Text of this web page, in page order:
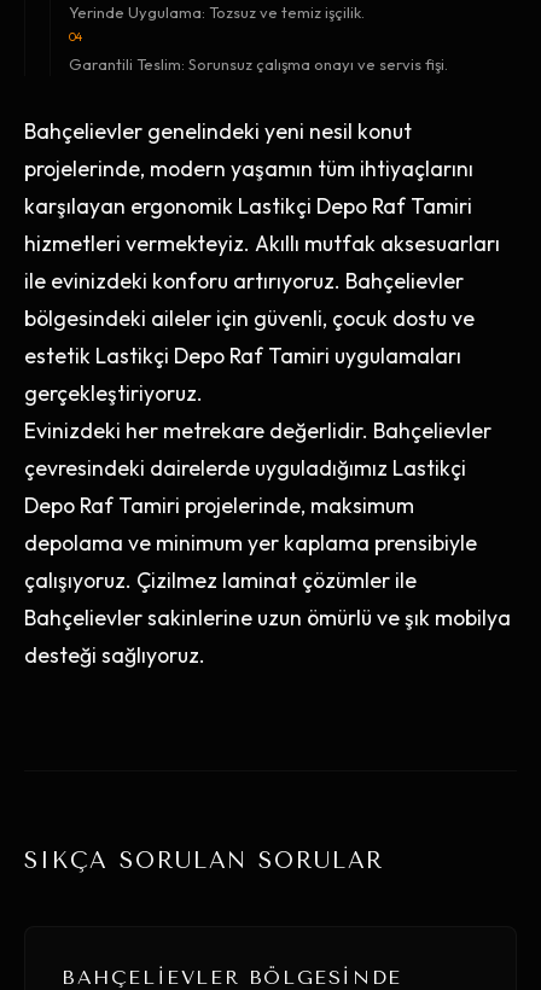
Yerinde Uygulama: Tozsuz ve temiz işçilik.
04
Garantili Teslim: Sorunsuz çalışma onayı ve servis fişi.
Bahçelievler genelindeki yeni nesil konut
projelerinde, modern yaşamın tüm ihtiyaçlarını
karşılayan ergonomik Lastikçi Depo Raf Tamiri
hizmetleri vermekteyiz. Akıllı mutfak aksesuarları
ile evinizdeki konforu artırıyoruz. Bahçelievler
bölgesindeki aileler için güvenli, çocuk dostu ve
estetik Lastikçi Depo Raf Tamiri uygulamaları
gerçekleştiriyoruz.
Evinizdeki her metrekare değerlidir. Bahçelievler
çevresindeki dairelerde uyguladığımız Lastikçi
Depo Raf Tamiri projelerinde, maksimum
depolama ve minimum yer kaplama prensibiyle
çalışıyoruz. Çizilmez laminat çözümler ile
Bahçelievler sakinlerine uzun ömürlü ve şık mobilya
desteği sağlıyoruz.
SIKÇA SORULAN SORULAR
BAHÇELIEVLER BÖLGESINDE